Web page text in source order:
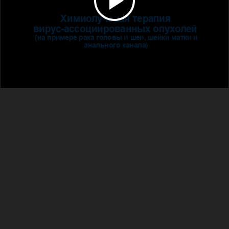
Химиолучевая терапия
вирус-ассоциированных опухолей
(на примере рака головы и шеи, шейки матки и
анального канала)